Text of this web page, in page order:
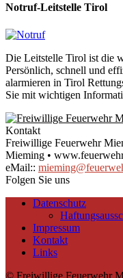
Notruf-Leitstelle Tirol
Die Leitstelle Tirol ist die
Persönlich, schnell und
alarmieren in Tirol
Sie mit wichtigen
Kontakt
Freiwillige Feuerwehr
Mieming •
eMail::
Folgen Sie uns
Datenschutz
Impressum
Kontakt
Links
© Freiwillige Feuerwehr